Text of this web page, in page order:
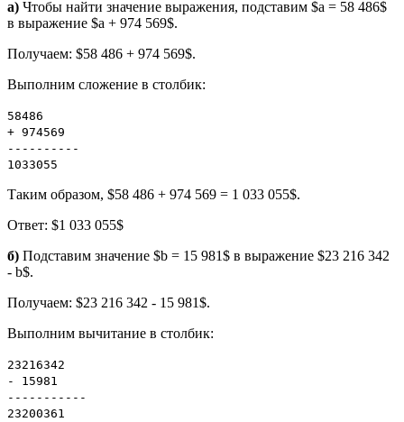
а) Чтобы найти значение выражения, подставим $a = 58 486$
в выражение $a + 974 569$.
Получаем: $58 486 + 974 569$.
Выполним сложение в столбик:
58486
+ 974569
----------
1033055
Таким образом, $58 486 + 974 569 = 1 033 055$.
Ответ: $1 033 055$
б) Подставим значение $b = 15 981$ в выражение $23 216 342
- b$.
Получаем: $23 216 342 - 15 981$.
Выполним вычитание в столбик:
23216342
- 15981
-----------
23200361